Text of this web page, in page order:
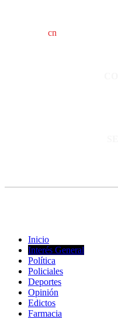
cn
Inicio
Interés General
Política
Policiales
Deportes
Opinión
Edictos
Farmacia